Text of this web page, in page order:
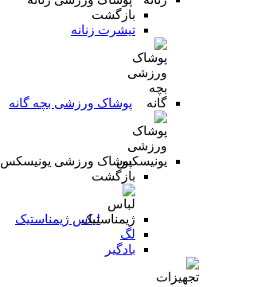
بازگشت
تیشرت زنانه
پوشاک ورزشی بچه گانه
پوشاک ورزشی یونیسکس
بازگشت
لباس ژیمناستیک
لگ
بادگیر